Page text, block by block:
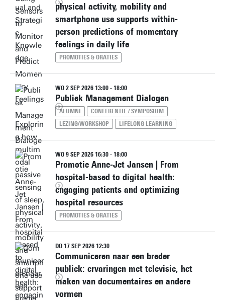
physical activity, mobility and
smartphone use supports within-
person predictions of momentary
feelings in daily life
PROMOTIES & ORATIES
WO 2 SEP 2026 13:00 - 18:00
Publiek Management Dialogen
ALUMNI
CONFERENTIE / SYMPOSIUM
LEZING/WORKSHOP
LIFELONG LEARNING
WO 9 SEP 2026 16:30 - 18:00
Promotie Anne-Jet Jansen | From
hospital-based to digital health:
engaging patients and optimizing
hospital resources
PROMOTIES & ORATIES
DO 17 SEP 2026 12:30
Communiceren naar een breder
publiek: ervaringen met televisie, het
maken van documentaires en andere
vormen